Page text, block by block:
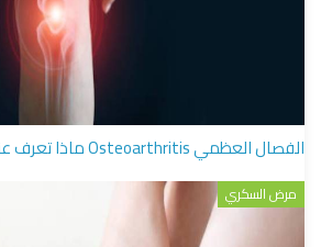
الفصال العظمي Osteoarthritis ماذا تعرف عنه؟
مرض السكري